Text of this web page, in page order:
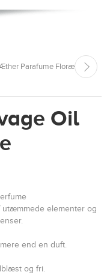
Parafume Floræ
Oil
utæmmede elementer og
end en duft.
og fri.